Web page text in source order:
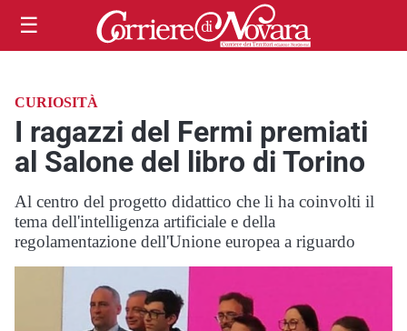
☰
CURIOSITÀ
I ragazzi del Fermi premiati
al Salone del libro di Torino
Al centro del progetto didattico che li ha coinvolti il
tema dell'intelligenza artificiale e della
regolamentazione dell'Unione europea a riguardo